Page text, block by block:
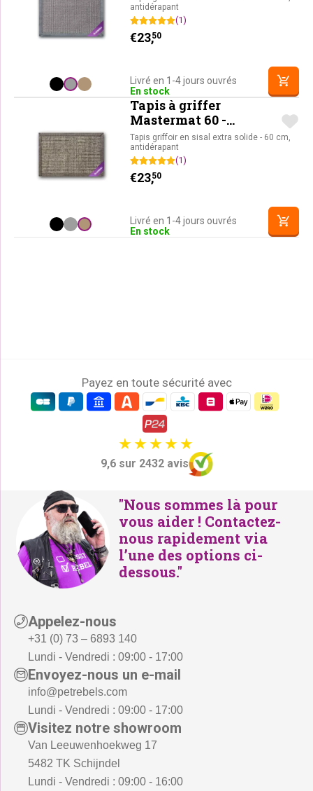
antidérapant
(1)
€23,50
Livré en 1-4 jours ouvrés
En stock
Tapis à griffer
Mastermat 60 -
Cappuccino
Tapis griffoir en sisal extra solide - 60 cm,
antidérapant
(1)
€23,50
Livré en 1-4 jours ouvrés
En stock
Payez en toute sécurité avec
9,6 sur 2432 avis
"Nous sommes là pour
vous aider ! Contactez-
nous rapidement via
l’une des options ci-
dessous."
Appelez-nous
+31 (0) 73 – 6893 140
Lundi - Vendredi : 09:00 - 17:00
Envoyez-nous un e-mail
info@petrebels.com
Lundi - Vendredi : 09:00 - 17:00
Visitez notre showroom
Van Leeuwenhoekweg 17
5482 TK Schijndel
Lundi - Vendredi : 09:00 - 16:00